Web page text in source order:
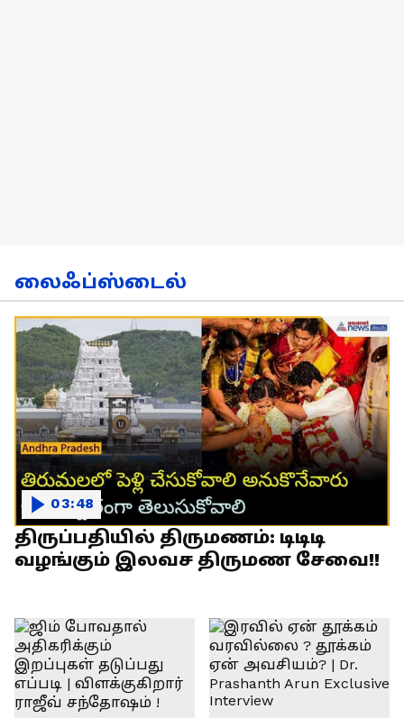
லைஃப்ஸ்டைல்
திருப்பதியில் திருமணம்: டிடிடி
வழங்கும் இலவச திருமண சேவை!!
03:48